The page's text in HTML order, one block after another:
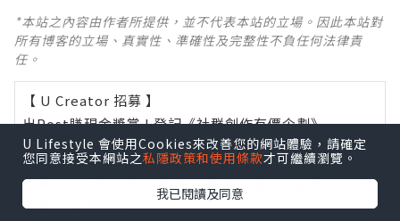
*本站之內容由作者所提供，並不代表本站的立場。因此本站對
所有博客的立場、真實性、準確性及完整性不負任何法律責
任。
【 U Creator 招募 】
出Post賺現金獎賞 l登記《社群創作有價企劃》
【 睇Post + 參加品牌活動 】
瀏覽更多社群打卡丶旅遊丶美食丶親子丶寵物丶扮靚
攻略及活動情報
U Lifestyle 會使用Cookies來改善您的網站體驗，請確定
您同意接受本網站之私隱政策和使用條款才可繼續瀏覽。
我已閱讀及同意